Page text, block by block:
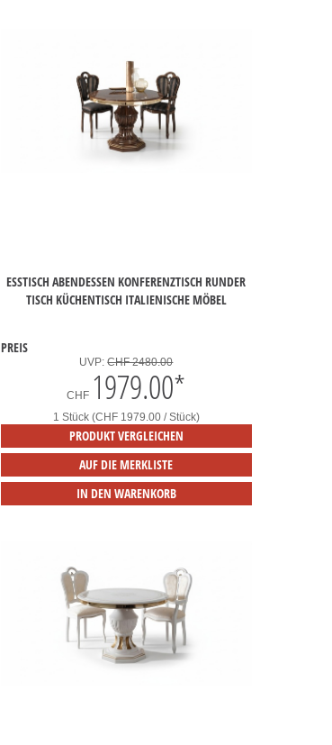
ESSTISCH ABENDESSEN KONFERENZTISCH RUNDER
TISCH KÜCHENTISCH ITALIENISCHE MÖBEL
PREIS
UVP:CHF 2480.00
CHF 1979.00*
1 Stück (CHF 1979.00 / Stück)
PRODUKT VERGLEICHEN
AUF DIE MERKLISTE
IN DEN WARENKORB